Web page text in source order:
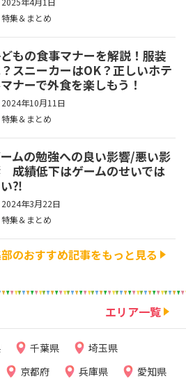
特集＆まとめ
もの食事マナーを解説！服装
スニーカーはOK？正しいホテ
ナーで外食を楽しもう！
2024年10月11日
特集＆まとめ
ムの勉強への良い影響/悪い影
成績低下はゲームのせいでは
い⁈
2024年3月22日
特集＆まとめ
のおすすめ記事をもっと見る
エリア一覧
千葉県
埼玉県
京都府 兵庫県
愛知県